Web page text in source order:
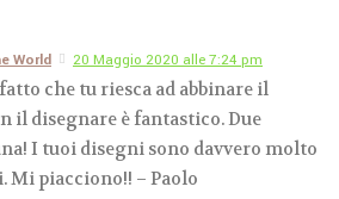
World 20 Maggio 2020 alle 7:24 pm
che tu riesca ad abbinare il
il disegnare è fantastico. Due
I tuoi disegni sono davvero molto
Mi piacciono!! – Paolo